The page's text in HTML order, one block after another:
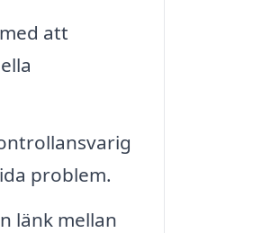
att
problem.
länk mellan